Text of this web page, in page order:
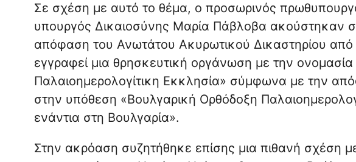
Σε σχέση με αυτό το θέμα, ο προσωρινός
υπουργός Δικαιοσύνης Μαρία Πάβλοβα ακούστηκαν
απόφαση του Ανωτάτου Ακυρωτικού Δικαστηρίου από
εγγραφεί μια θρησκευτική οργάνωση με την
Παλαιοημερολογίτικη Εκκλησία» σύμφωνα με την
στην υπόθεση «Βουλγαρική Ορθόδοξη
ενάντια στη Βουλγαρία».
Στην ακρόαση συζητήθηκε επίσης μια πιθανή σχέση